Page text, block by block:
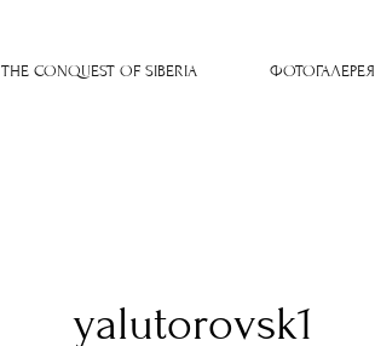
THE CONQUEST OF SIBERIA ФОТОГАЛЕРЕЯ
yalutorovsk1